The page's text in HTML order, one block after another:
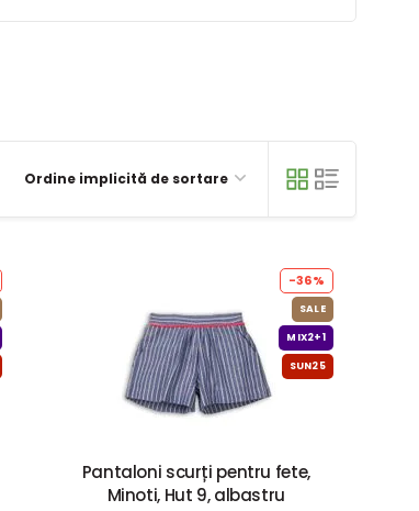
Ordine implicită de sortare
-36%
SALE
MIX2+1
SUN25
Pantaloni scurți pentru fete,
Minoti, Hut 9, albastru